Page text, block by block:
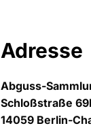
Adresse
Abguss-
Schloßstraße
14059 Berlin-